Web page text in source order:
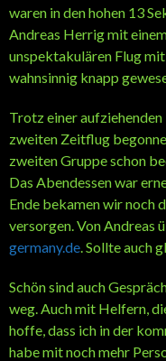
waren in den hohen 13
Andreas Herrig mit
unspektakulären Flug
wahnsinnig knapp
Trotz einer
zweiten Zeitflug
zweiten Gruppe schon
Das Abendessen war
Ende bekamen wir noch
versorgen. Von Andreas
germany.de . Sollte auch
Schön sind auch
weg. Auch mit Helfern,
hoffe, dass ich in der
habe mit noch mehr